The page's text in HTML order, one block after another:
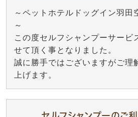
～ペットホテルドッグイン羽田
～
この度セルフシャンプーサービ
せて頂く事となりました。
誠に勝手ではございますがご理
上げます。